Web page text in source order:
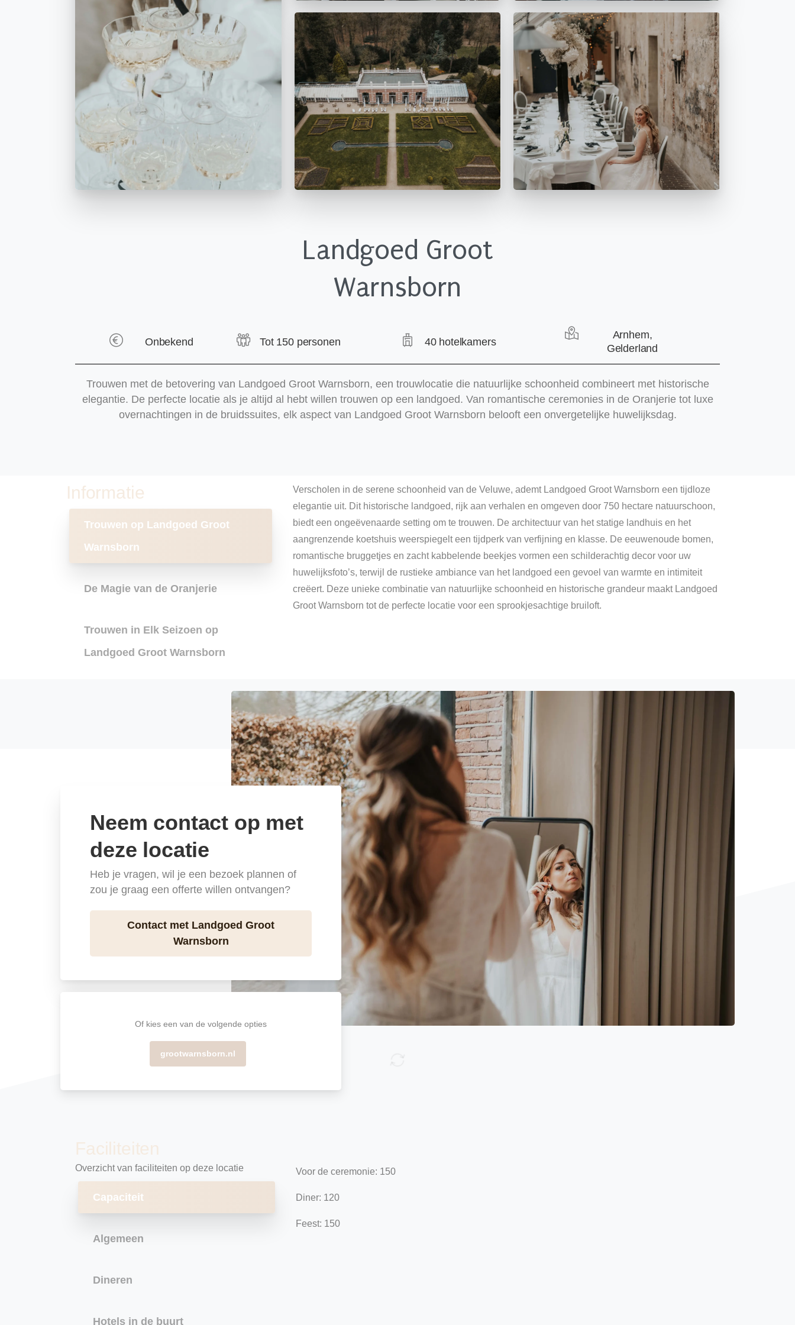
Landgoed Groot
Warnsborn
Onbekend Tot 150 personen 40 hotelkamers
Arnhem,
Gelderland
Trouwen met de betovering van Landgoed Groot Warnsborn, een trouwlocatie die natuurlijke schoonheid combineert met historische
elegantie. De perfecte locatie als je altijd al hebt willen trouwen op een landgoed. Van romantische ceremonies in de Oranjerie tot luxe
overnachtingen in de bruidssuites, elk aspect van Landgoed Groot Warnsborn belooft een onvergetelijke huwelijksdag.
Informatie
Trouwen op Landgoed Groot
Warnsborn
De Magie van de Oranjerie
Trouwen in Elk Seizoen op
Landgoed Groot Warnsborn
Verscholen in de serene schoonheid van de Veluwe, ademt Landgoed Groot Warnsborn een tijdloze
elegantie uit. Dit historische landgoed, rijk aan verhalen en omgeven door 750 hectare natuurschoon,
biedt een ongeëvenaarde setting om te trouwen. De architectuur van het statige landhuis en het
aangrenzende koetshuis weerspiegelt een tijdperk van verfijning en klasse. De eeuwenoude bomen,
romantische bruggetjes en zacht kabbelende beekjes vormen een schilderachtig decor voor uw
huwelijksfoto’s, terwijl de rustieke ambiance van het landgoed een gevoel van warmte en intimiteit
creëert. Deze unieke combinatie van natuurlijke schoonheid en historische grandeur maakt Landgoed
Groot Warnsborn tot de perfecte locatie voor een sprookjesachtige bruiloft.
Neem contact op met
deze locatie
Heb je vragen, wil je een bezoek plannen of
zou je graag een offerte willen ontvangen?
Contact met Landgoed Groot
Warnsborn
Of kies een van de volgende opties
grootwarnsborn.nl
Faciliteiten
Overzicht van faciliteiten op deze locatie
Capaciteit
Algemeen
Dineren
Hotels in de buurt
Voor de ceremonie: 150
Diner: 120
Feest: 150